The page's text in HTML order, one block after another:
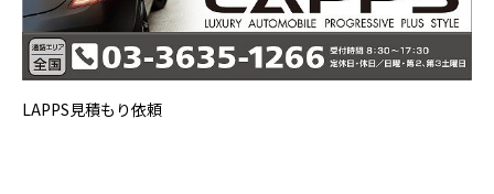
LAPPS見積もり依頼